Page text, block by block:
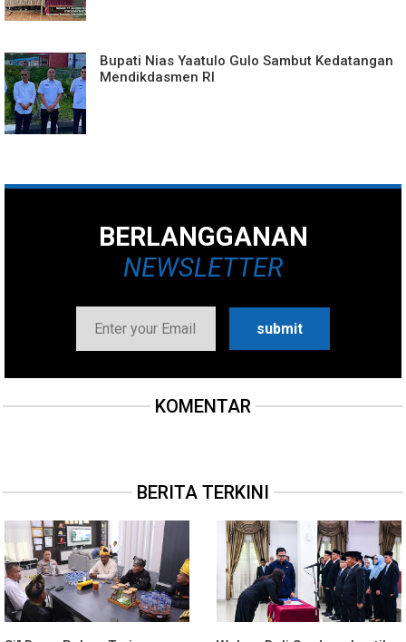
Bupati Nias Yaatulo Gulo Sambut Kedatangan
Mendikdasmen RI
BERLANGGANAN
NEWSLETTER
KOMENTAR
BERITA TERKINI